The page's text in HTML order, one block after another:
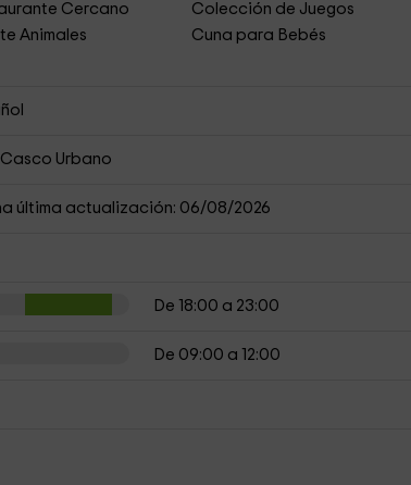
Cercano
Colección de Juegos
Animales
Cuna para Bebés
Casco Urbano
última actualización: 06/08/2026
De 18:00 a 23:00
De 09:00 a 12:00